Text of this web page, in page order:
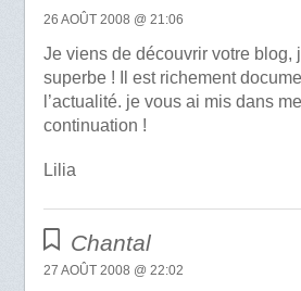
26 AOÛT 2008 @ 21:06
Je viens de découvrir votre blog,
superbe ! Il est richement
l’actualité. je vous ai mis dans
continuation !
Lilia
Chantal
27 AOÛT 2008 @ 22:02